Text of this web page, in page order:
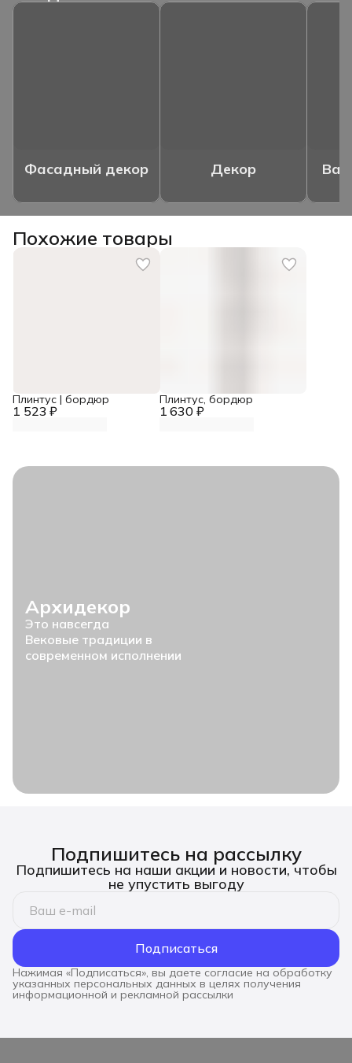
Фасадный декор Декор
Похожие товары
1 523 ₽
Плинтус | бордюр
1 630 ₽
Плинтус, бордюр
Архидекор
Это навсегда
Вековые традиции в
современном исполнении
Подпишитесь на рассылку
Подпишитесь на наши акции и новости, чтобы
не упустить выгоду
Подписаться
Нажимая «Подписаться», вы даете согласие на обработку
указанных персональных данных в целях получения
информационной и рекламной рассылки